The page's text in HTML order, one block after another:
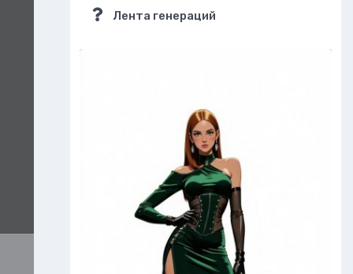
Лента генераций